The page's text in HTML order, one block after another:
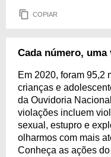
COPIAR
Cada número,
Em 2020, foram 95,2
crianças e
da Ouvidoria
violações incluem
sexual, estupro e
olharmos com mais
Conheça as ações